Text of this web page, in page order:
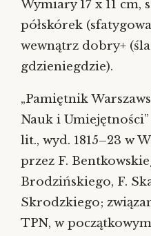
Wymiary 17 x 11 cm,
półskórek
wewnątrz dobry+
gdzieniegdzie).
„Pamiętnik
Nauk i
lit., wyd. 1815–23 w
przez F.
Brodzińskiego, F.
Skrodzkiego;
TPN, w